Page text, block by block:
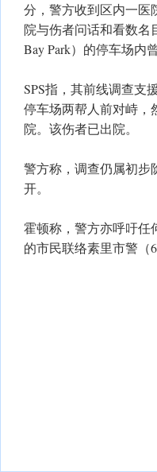
分，警方收到区内一医
院与伤者问话和看数名
Bay Park）的停车场内
SPS指，其前线调查支
停车场两帮人前对峙，
院。该伤者已出院。
警方称，调查仍属初步
开。
霍顿称，警方亦呼吁任
的市民联络素里市警（